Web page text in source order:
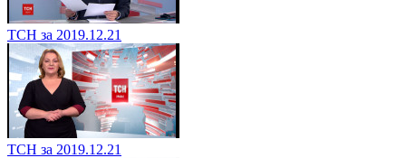
ТСН за 2019.12.21
ТСН за 2019.12.21